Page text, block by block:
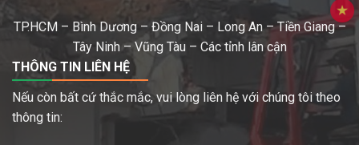
TP.HCM – Bình Dương – Đồng Nai – Long An – Tiền Giang –
Tây Ninh – Vũng Tàu – Các tỉnh lân cận
THÔNG TIN LIÊN HỆ
Nếu còn bất cứ thắc mắc, vui lòng liên hệ với chúng tôi theo
thông tin: